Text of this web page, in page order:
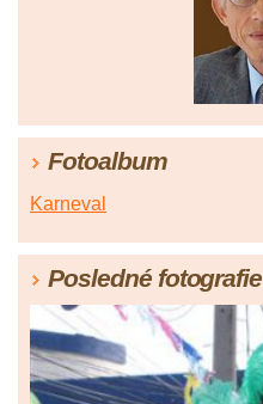
Fotoalbum
Karneval
Posledné fotografie